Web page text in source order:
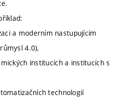
a moderním nastupujícím
4.0),
institucích a institucích s
technologií